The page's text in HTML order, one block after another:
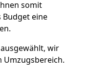
somit
eine
wir
Umzugsbereich.